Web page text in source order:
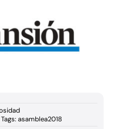
Tags: asamblea2018